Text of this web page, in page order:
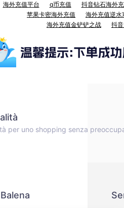
海外充值平台 q币充值
抖音钻石海外
苹果卡密海外充值
海外充值逆水
海外充值金铲铲之战
抖
per uno shopping senza